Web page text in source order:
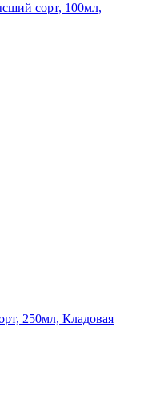
сорт, 100мл,
250мл, Кладовая